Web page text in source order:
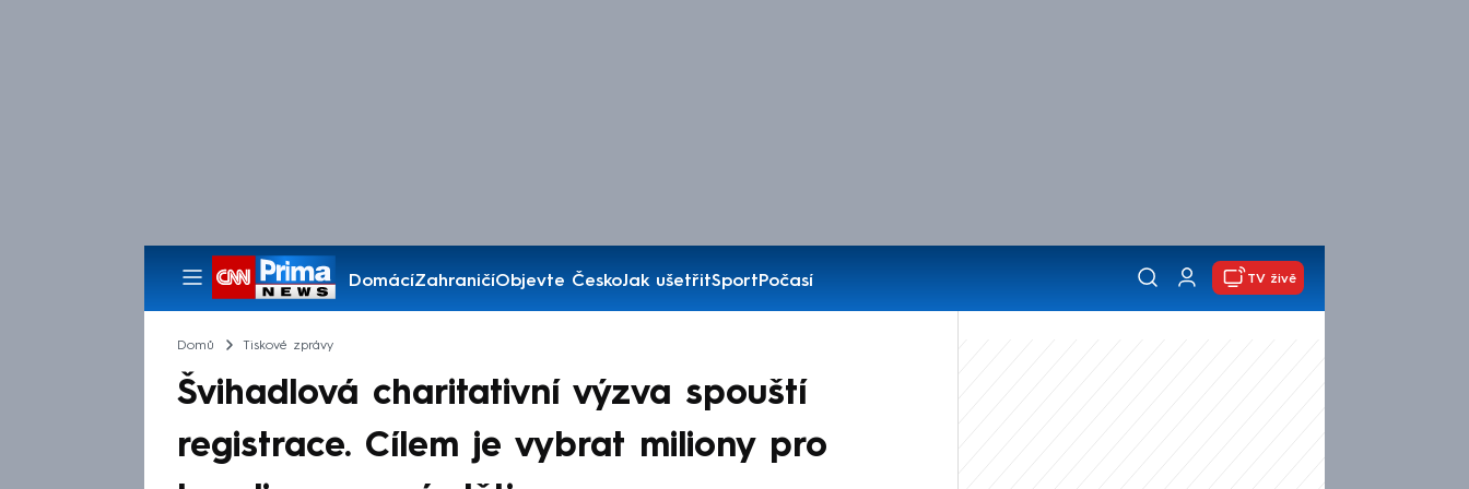
DomácíZahraničíObjevte ČeskoJak ušetřitSportPočasí
Pořady
TV živě
Domů Tiskové zprávy
Švihadlová charitativní výzva spouští
registrace. Cílem je vybrat miliony pro